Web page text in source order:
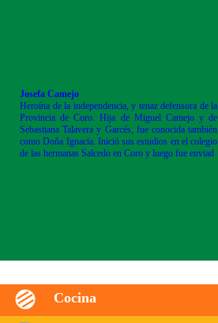
Josefa Camejo
Heroína de la independencia, y tenaz defensora de la
Provincia de Coro. Hija de Miguel Camejo y de
Sebastiana Talavera y Garcés, fue conocida también
como Doña Ignacia. Inició sus estudios en el colegio
de las hermanas Salcedo en Coro y luego fue enviad
Cocina